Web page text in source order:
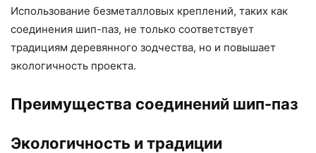
Использование безметалловых креплений, таких как
соединения шип-паз, не только соответствует
традициям деревянного зодчества, но и повышает
экологичность проекта.
Преимущества соединений шип-паз
Экологичность и традиции